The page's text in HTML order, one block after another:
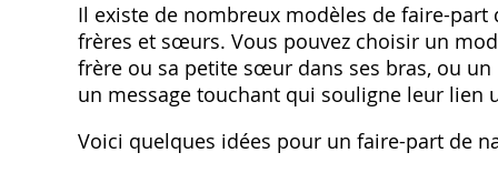
Il existe de nombreux modèles de faire-
frères et sœurs. Vous pouvez choisir un
frère ou sa petite sœur dans ses bras‚ ou
un message touchant qui souligne leur lien
Voici quelques idées pour un faire-part de